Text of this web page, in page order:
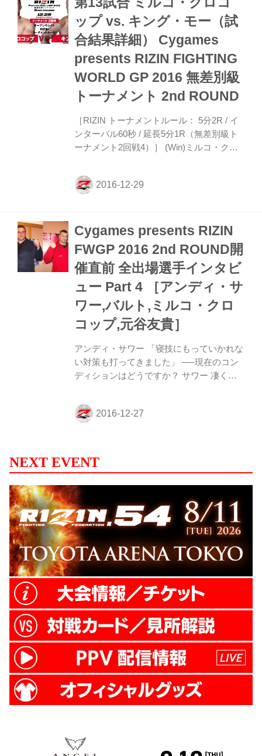
出を決めた。 バルトのコメント ──試合の
感想をお願いします。 バルト ちょっと一
昨日の試合が終わってから、緊張感があっ
て、今日の試合怖かったんですよね。向こ
うもそうだったかもしれないけど、リング
に...
ップ vs. キング・モー（試
合結果詳細） Cygames
presents RIZIN FIGHTING
WORLD GP 2016 無差別級
トーナメント 2nd ROUND
［RIZIN トーナメントルール： 5分2R / イ
ンターバル60秒 / 延長5分1R（無差別級ト
ーナメント2回戦4）］ (Win)ミルコ・クロ
TKO 無差別級トーナメント二回戦。 1R、
モーがミルコの左足首を掴んでテイクダウ
過ぎにレフェリーがブレイク。モーの組み
付きを離したミルコは左ハイで牽制。さら
に左ミドルをモーの脇腹にヒットさせる。
2R、左右のジャブで前に出ていくモー。ま
たもミルコは左ハイを出すが、モーはガー
ドして右ストレートを繰り出していく。...
Cygames presents RIZIN
FWGP 2016 2nd ROUND開
催直前 全出場選手インタビ
ュー Part 4 ［アンディ・サ
ワー,バルト,ミルコ・クロ
コップ,元谷友貴］
アンディ・サワー 「寝技にもっていかれな
い対策も打ってきました」 ──現在のコン
ディションはどうですか？ サワー 凄くい
じで、明後日に備えたいと思います。 ──
シュートボクシングの試合を挟んで、MMA
く動いたりしました。そういう試合運びは
しましたけども。 ──前回クルックシャン
ク選手との試合では持ち味を出せなかった
ですけど、今回はどういう試合を見せたい
ですか？ サワー 2人ともレスラー出身で似
ているような感じですけど、ダロンは寝技
に持っていくという感じだったんですね。
偶然...
NEXT EVENT